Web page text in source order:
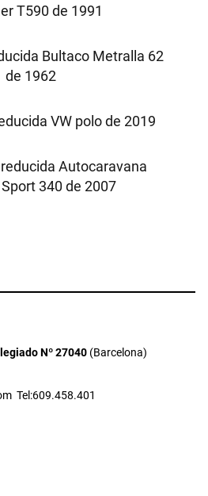
T590 de 1991
Bultaco Metralla 62
de 1962
VW polo de 2019
Autocaravana
340 de 2007
Nº 27040 (Barcelona)
Tel:609.458.401